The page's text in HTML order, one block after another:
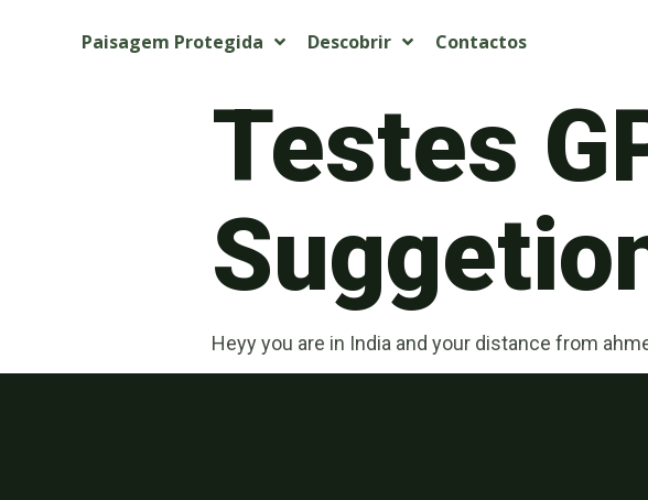
Paisagem Protegida Descobrir Contactos
Testes
Heyy you are in India and your distance from